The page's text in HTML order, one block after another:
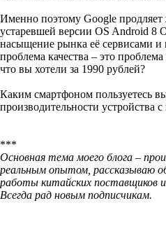
Именно поэтому Google продляет
устаревшей версии OS Android 8
насыщение рынка её сервисами
проблема качества – это
что вы хотели за 1990 рублей?
Каким смартфоном пользуетесь
производительности устройства
***
Основная тема моего блога –
реальным опытом, рассказываю
работы китайских поставщиков
Всегда рад новым подписчикам.